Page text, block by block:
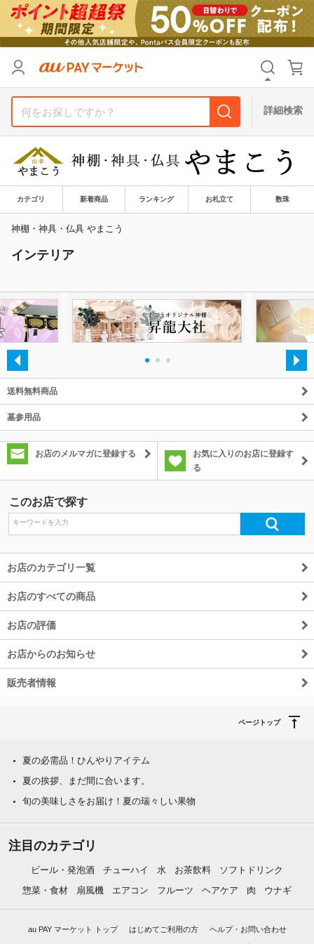
詳細検索
カテゴリ 新着商品 ランキング お札立て 数珠
神棚・神具・仏具 やまこう
インテリア
送料無料商品
墓参用品
お店のメルマガに登録する
お気に入りのお店に登録す
る
このお店で探す
お店のカテゴリ一覧
お店のすべての商品
お店の評価
お店からのお知らせ
販売者情報
ページトップ
夏の必需品！ひんやりアイテム
夏の挨拶、まだ間に合います。
旬の美味しさをお届け！夏の瑞々しい果物
注目のカテゴリ
ビール・発泡酒 チューハイ 水 お茶飲料
ソフトドリンク
惣菜・食材
扇風機 エアコン フルーツ ヘアケア 肉 ウナギ
au PAY マーケット トップ はじめてご利用の方 ヘルプ・お問い合わせ
支払い方法
その他の条件
送料無料 タイムセール
Pontaパス特典対象すべて
サンキュー配送対象
キーワード
除外ワード